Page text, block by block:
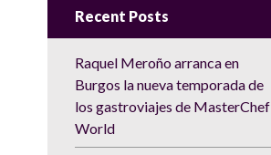
Recent Posts
Raquel Meroño arranca en
Burgos la nueva temporada de
los gastroviajes de MasterChef
World